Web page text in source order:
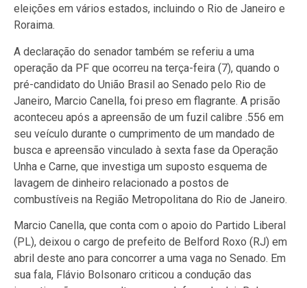
eleições em vários estados, incluindo o Rio de Janeiro e
Roraima.
A declaração do senador também se referiu a uma
operação da PF que ocorreu na terça-feira (7), quando o
pré-candidato do União Brasil ao Senado pelo Rio de
Janeiro, Marcio Canella, foi preso em flagrante. A prisão
aconteceu após a apreensão de um fuzil calibre .556 em
seu veículo durante o cumprimento de um mandado de
busca e apreensão vinculado à sexta fase da Operação
Unha e Carne, que investiga um suposto esquema de
lavagem de dinheiro relacionado a postos de
combustíveis na Região Metropolitana do Rio de Janeiro.
Marcio Canella, que conta com o apoio do Partido Liberal
(PL), deixou o cargo de prefeito de Belford Roxo (RJ) em
abril deste ano para concorrer a uma vaga no Senado. Em
sua fala, Flávio Bolsonaro criticou a condução das